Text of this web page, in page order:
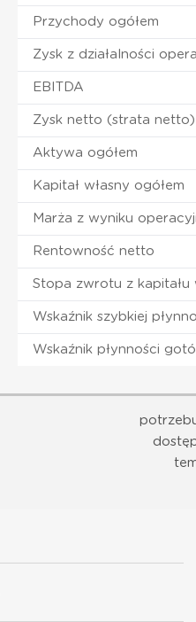
Przychody ogółem
Zysk z działalności
EBITDA
Zysk netto (strata netto)
Aktywa ogółem
Kapitał własny ogółem
Marża z wyniku
Rentowność netto
Stopa zwrotu z kapitału
Wskaźnik szybkiej
Wskaźnik płynności